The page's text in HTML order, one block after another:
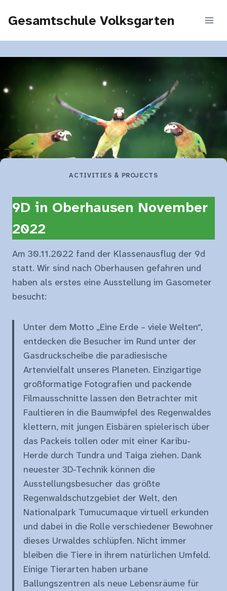
Inhalt
Gesamtschule Volksgarten
ACTIVITIES & PROJECTS
9D in Oberhausen November
2022
Am 30.11.2022 fand der Klassenausflug der 9d
statt. Wir sind nach Oberhausen gefahren und
haben als erstes eine Ausstellung im Gasometer
besucht:
Unter dem Motto „Eine Erde – viele Welten“,
entdecken die Besucher im Rund unter der
Gasdruckscheibe die paradiesische
Artenvielfalt unseres Planeten. Einzigartige
großformatige Fotografien und packende
Filmausschnitte lassen den Betrachter mit
Faultieren in die Baumwipfel des Regenwaldes
klettern, mit jungen Eisbären spielerisch über
das Packeis tollen oder mit einer Karibu-
Herde durch Tundra und Taiga ziehen. Dank
neuester 3D-Technik können die
Ausstellungsbesucher das größte
Regenwaldschutzgebiet der Welt, den
Nationalpark Tumucumaque virtuell erkunden
und dabei in die Rolle verschiedener Bewohner
dieses Urwaldes schlüpfen. Nicht immer
bleiben die Tiere in ihrem natürlichen Umfeld.
Einige Tierarten haben urbane
Ballungszentren als neue Lebensräume für